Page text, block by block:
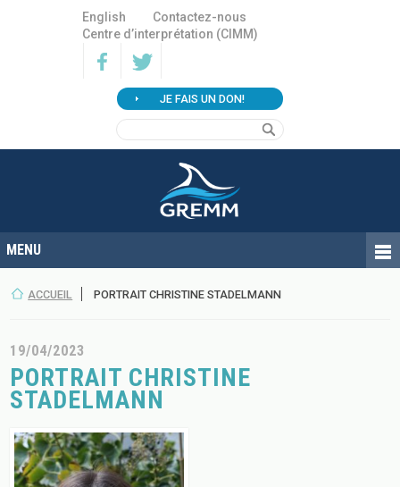
English
Contactez-nous
Centre d’interprétation (CIMM)
JE FAIS UN DON!
ACCUEIL PORTRAIT CHRISTINE STADELMANN
19/04/2023
PORTRAIT CHRISTINE
STADELMANN